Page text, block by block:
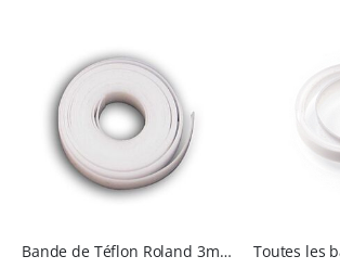
Bande de Téflon Roland 3mm